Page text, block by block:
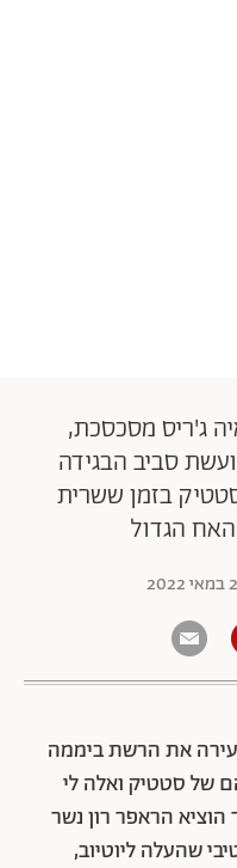
ג'ריס מסכסכת,
סביב הבגידה
בזמן ששרית
הגדול
את הרשת ביממה
של סטטיק ואלה לי
הראפר רון נשר
שהעלה ליוטיוב,